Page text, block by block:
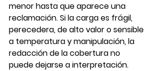
menor hasta que aparece una
reclamación. Si la carga es frágil,
perecedera, de alto valor o sensible
a temperatura y manipulación, la
redacción de la cobertura no
puede dejarse a interpretación.